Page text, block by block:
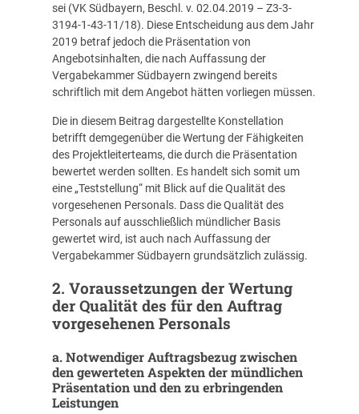
sei (VK Südbayern, Beschl. v. 02.04.2019 – Z3-3-
3194-1-43-11/18). Diese Entscheidung aus dem Jahr
2019 betraf jedoch die Präsentation von
Angebotsinhalten, die nach Auffassung der
Vergabekammer Südbayern zwingend bereits
schriftlich mit dem Angebot hätten vorliegen müssen.
Die in diesem Beitrag dargestellte Konstellation
betrifft demgegenüber die Wertung der Fähigkeiten
des Projektleiterteams, die durch die Präsentation
bewertet werden sollten. Es handelt sich somit um
eine „Teststellung“ mit Blick auf die Qualität des
vorgesehenen Personals. Dass die Qualität des
Personals auf ausschließlich mündlicher Basis
gewertet wird, ist auch nach Auffassung der
Vergabekammer Südbayern grundsätzlich zulässig.
2. Voraussetzungen der Wertung
der Qualität des für den Auftrag
vorgesehenen Personals
a. Notwendiger Auftragsbezug zwischen
den gewerteten Aspekten der mündlichen
Präsentation und den zu erbringenden
Leistungen